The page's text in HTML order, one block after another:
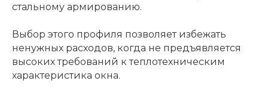
стальному армированию.
Выбор этого профиля позволяет избежать
ненужных расходов, когда не предъявляется
высоких требований к теплотехническим
характеристика окна.